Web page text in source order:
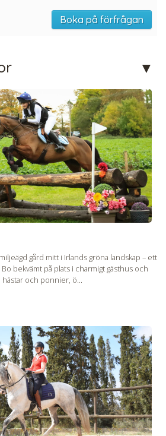
Boka på förfrågan
gård mitt i Irlands gröna landskap – ett
bekvämt på plats i charmigt gästhus och
hästar och ponnier, ö...